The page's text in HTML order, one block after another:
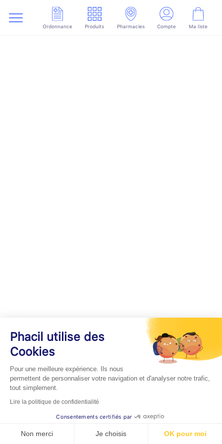
Ordonnance Produits Pharmacies Compte Ma liste
Phacil utilise des
Cookies
Pour une meilleure expérience. Ils nous
permettent de personnaliser votre navigation et d'analyser notre trafic,
tout simplement.
Lire la politique de confidentialité
Consentements certifiés par
Non merci Je choisis OK pour moi